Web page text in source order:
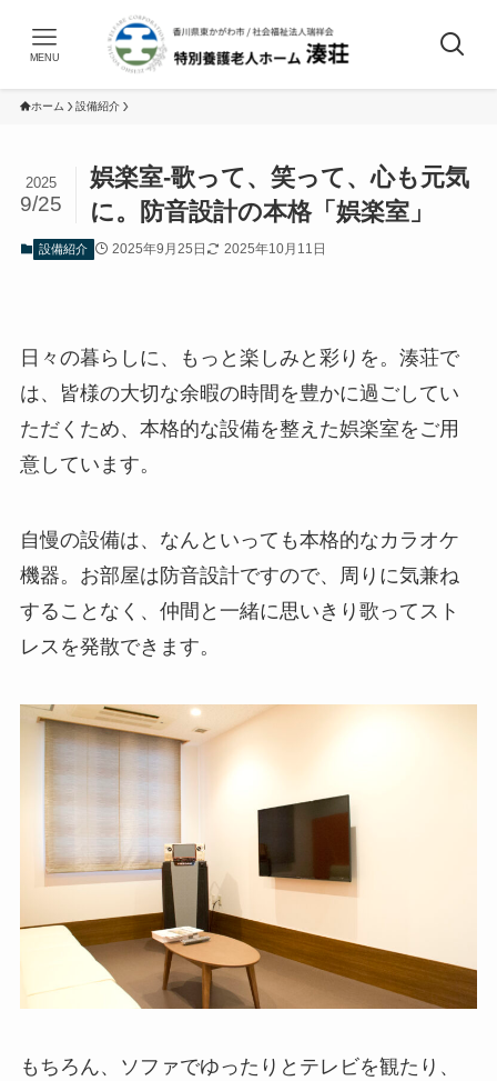
MENU
ホーム 設備紹介
娯楽室-歌って、笑って、心も元気
に。防音設計の本格「娯楽室」
2025
9/25
設備紹介 2025年9月25日 2025年10月11日
日々の暮らしに、もっと楽しみと彩りを。湊荘で
は、皆様の大切な余暇の時間を豊かに過ごしてい
ただくため、本格的な設備を整えた娯楽室をご用
意しています。
自慢の設備は、なんといっても本格的なカラオケ
機器。お部屋は防音設計ですので、周りに気兼ね
することなく、仲間と一緒に思いきり歌ってスト
レスを発散できます。
もちろん、ソファでゆったりとテレビを観たり、